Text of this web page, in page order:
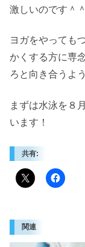
激しいのです＾＾
ヨガをやっても
かくする方に専
ろと向き合うよ
まずは水泳を８
います！
共有:
関連